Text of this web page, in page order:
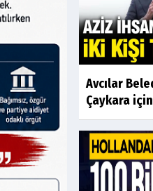
Avcılar
Çaykara